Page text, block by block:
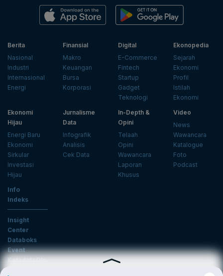
Berita
Nasional
Industri
Internasional
Energi
Finansial
Makro
Keuangan
Bursa
Korporasi
Digital
E-Commerce
Fintech
Startup
Gadget
Teknologi
Ekonopedia
Sejarah
Ekonomi
Profil
Istilah
Ekonomi
Ekonomi
Hijau
Energi Baru
Ekonomi
Sirkular
Investasi
Hijau
Jurnalisme
Data
Infografik
Analisis
Cek Data
In-Depth &
Opini
Telaah
Opini
Wawancara
Laporan
Khusus
Video
News
Wawancara
Katalogue
Foto
Podcast
Info
Indeks
Insight
Center
Databoks
Event
KatadataOto